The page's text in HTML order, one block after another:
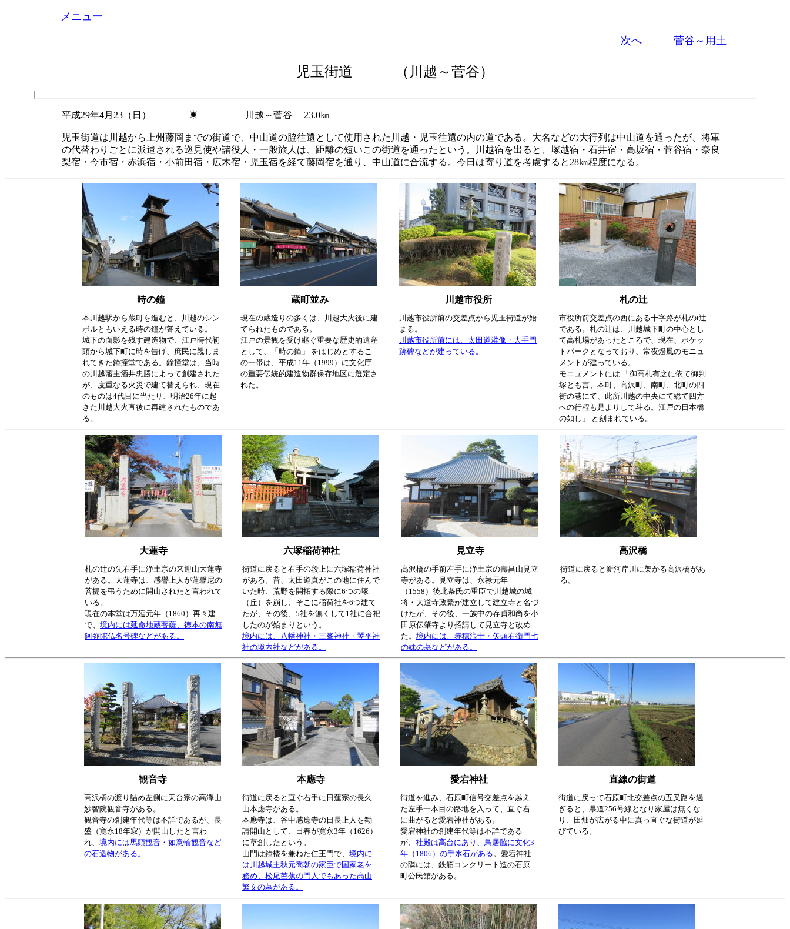
メニュー
次へ 菅谷～用土
児玉街道 （川越～菅谷）
平成29年4月23（日） ☀ 川越～菅谷 23.0㎞
児玉街道は川越から上州藤岡までの街道で、中山道の脇往還として使用された川越・児玉往還の内の道である。大名などの大行列は中山道を通ったが、将軍
の代替わりごとに派遣される巡見使や諸役人・一般旅人は、距離の短いこの街道を通ったという。川越宿を出ると、塚越宿・石井宿・高坂宿・菅谷宿・奈良
梨宿・今市宿・赤浜宿・小前田宿・広木宿・児玉宿を経て藤岡宿を通り、中山道に合流する。今日は寄り道を考慮すると28㎞程度になる。
時の鐘 蔵町並み 川越市役所 札の辻
本川越駅から蔵町を進むと、川越のシン
ボルともいえる時の鐘が聳えている。
城下の面影を残す建造物で、江戸時代初
頭から城下町に時を告げ、庶民に親しま
れてきた鐘撞堂である。鐘撞堂は、当時
の川越藩主酒井忠勝によって創建された
が、度重なる火災で建て替えられ、現在
のものは4代目に当たり、明治26年に起
きた川越大火直後に再建されたものであ
る。
現在の蔵造りの多くは、川越大火後に建
てられたものである。
江戸の景観を受け継ぐ重要な歴史的遺産
として、「時の鐘」 をはじめとするこ
の一帯は、平成11年（1999）に文化庁
の重要伝統的建造物群保存地区に選定さ
れた。
川越市役所前の交差点から児玉街道が始
まる。
川越市役所前には、太田道灌像・大手門
跡碑などが建っている。
市役所前交差点の西にある十字路が札のt辻
である。札の辻は、川越城下町の中心とし
て高札場があったところで、現在、ポケッ
トパークとなっており、常夜燈風のモニュ
メントが建っている。
モニュメントには 「御高札有之に依て御判
塚とも言、本町、高沢町、南町、北町の四
街の巷にて、此所川越の中央にて総て四方
への行程も是よりして斗る。江戸の日本橋
の如し」 と刻まれている。
大蓮寺 六塚稲荷神社 見立寺 高沢橋
札の辻の先右手に浄土宗の来迎山大蓮寺
がある。大蓮寺は、感譽上人が蓮馨尼の
菩提を弔うために開山されたと言われて
いる。
現在の本堂は万延元年（1860）再々建
で、 境内には延命地蔵菩薩、徳本の南無
阿弥陀仏名号碑などがある。
街道に戻ると右手の段上に六塚稲荷神社
がある。昔、太田道真がこの地に住んで
いた時、荒野を開拓する際に6つの塚
（丘）を崩し、そこに稲荷社を6つ建て
たが、その後、5社を無くして1社に合祀
したのが始まりという。
境内には、八幡神社・三峯神社・琴平神
社の境内社などがある。
高沢橋の手前左手に浄土宗の壽昌山見立
寺がある。見立寺は、永禄元年
（1558）後北条氏の重臣で川越城の城
将・大道寺政繁が建立して建立寺と名づ
けたが、その後、一族中の存貞和尚を小
田原伝肇寺より招請して見立寺と改め
た。 境内には、赤穂浪士・矢頭右衛門七
の妹の墓などがある。
街道に戻ると新河岸川に架かる高沢橋があ
る。
観音寺 本應寺 愛宕神社 直線の街道
高沢橋の渡り詰め左側に天台宗の高澤山
妙智院観音寺がある。
観音寺の創建年代等は不詳であるが、長
盛（寛永18年寂）が開山したと言わ
れ、 境内には馬頭観音・如意輪観音など
の石造物がある。
街道に戻ると直ぐ右手に日蓮宗の長久
山本應寺がある。
本應寺は、谷中感應寺の日長上人を勧
請開山として、日春が寛永3年（1626）
に草創したという。
山門は鐘楼を兼ねた仁王門で、 境内に
は川越城主秋元喬朝の家臣で国家老を
務め、松尾芭蕉の門人でもあった高山
繁文の墓がある。
街道を進み、石原町信号交差点を越え
た左手一本目の路地を入って、直ぐ右
に曲がると愛宕神社がある。
愛宕神社の創建年代等は不詳である
が、 社殿は高台にあり、鳥居脇に文化3
年（1806）の手水石がある。愛宕神社
の隣には、鉄筋コンクリート造の石原
町公民館がある。
街道に戻って石原町北交差点の五叉路を過
ぎると、県道256号線となり家屋は無くな
り、田畑が広がる中に真っ直ぐな街道が延
びている。